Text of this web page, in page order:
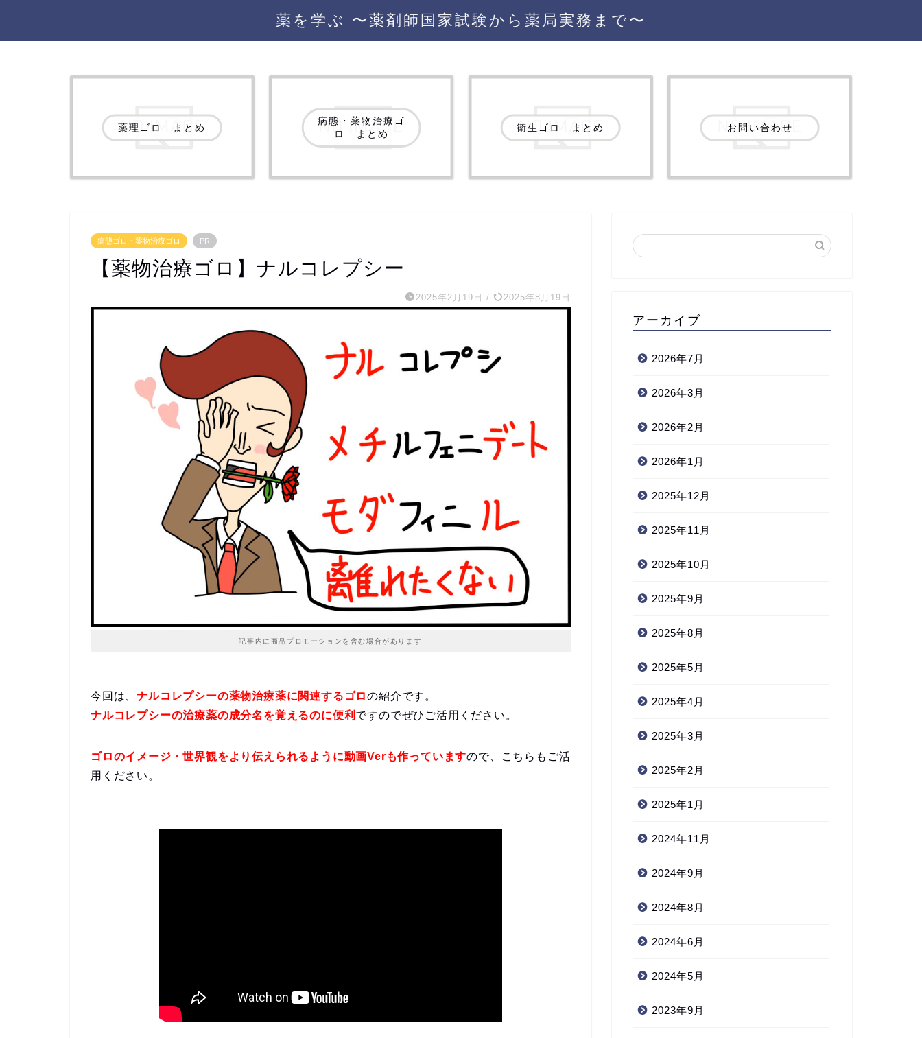
薬を学ぶ 〜薬剤師国家試験から薬局実務まで〜
薬理ゴロ まとめ
病態・薬物治療ゴ
ロ まとめ
衛生ゴロ まとめ お問い合わせ
病態ゴロ・薬物治療ゴロ PR
【薬物治療ゴロ】ナルコレプシー
2025年2月19日 / 2025年8月19日
記事内に商品プロモーションを含む場合があります
今回は、ナルコレプシーの薬物治療薬に関連するゴロの紹介です。
ナルコレプシーの治療薬の成分名を覚えるのに便利 ですのでぜひご活用ください。
ゴロのイメージ・世界観をより伝えられるように動画Verも作っていますので、こちらもご活
用ください。
アーカイブ
2026年7月
2026年3月
2026年2月
2026年1月
2025年12月
2025年11月
2025年10月
2025年9月
2025年8月
2025年5月
2025年4月
2025年3月
2025年2月
2025年1月
2024年11月
2024年9月
2024年8月
2024年6月
2024年5月
2023年9月